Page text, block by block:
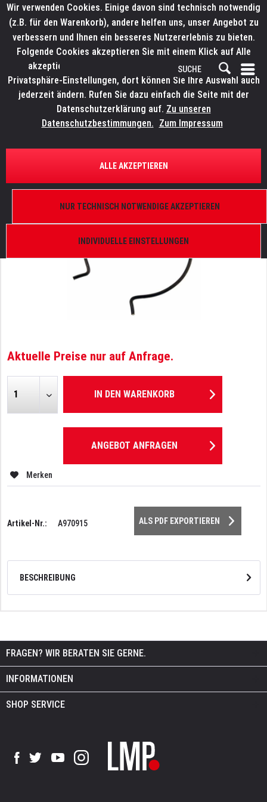
ÜBERSICHT ERSATZTEILE
Aktuelle Preise nur auf Anfrage.
IN DEN WARENKORB
ANGEBOT ANFRAGEN
Merken
Artikel-Nr.: A970915 ALS PDF EXPORTIEREN
BESCHREIBUNG
FRAGEN? WIR BERATEN SIE GERNE.
INFORMATIONEN
SHOP SERVICE
Wir verwenden Cookies. Einige davon sind technisch notwendig
(z.B. für den Warenkorb), andere helfen uns, unser Angebot zu
verbessern und Ihnen ein besseres Nutzererlebnis zu bieten.
Folgende Cookies akzeptieren Sie mit einem Klick auf Alle
akzeptieren. Weitere Informationen finden Sie in den
Privatsphäre-Einstellungen, dort können Sie Ihre Auswahl auch
jederzeit ändern. Rufen Sie dazu einfach die Seite mit der
Datenschutzerklärung auf. Zu unseren
Datenschutzbestimmungen. Zum Impressum
INDIVIDUELLE EINSTELLUNGEN
NUR TECHNISCH NOTWENDIGE AKZEPTIEREN
ALLE AKZEPTIEREN